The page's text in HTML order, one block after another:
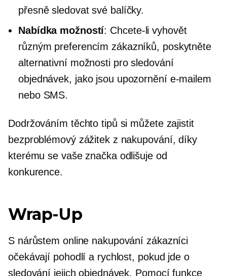
přesně sledovat své balíčky.
Nabídka možností: Chcete-li vyhovět
různým preferencím zákazníků, poskytněte
alternativní možnosti pro sledování
objednávek, jako jsou upozornění e-mailem
nebo SMS.
Dodržováním těchto tipů si můžete zajistit
bezproblémový zážitek z nakupování, díky
kterému se vaše značka odlišuje od
konkurence.
Wrap-Up
S nárůstem online nakupování zákazníci
očekávají pohodlí a rychlost, pokud jde o
sledování jejich objednávek. Pomocí funkce